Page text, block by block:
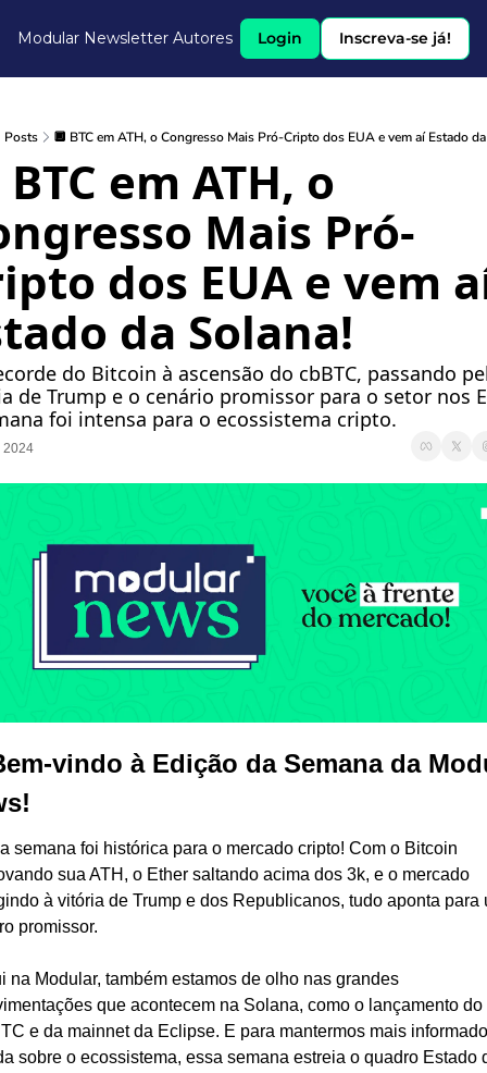
Modular Newsletter Autores Login Inscreva-se já!
Posts 🔲 BTC em ATH, o Congresso Mais Pró-Cripto dos EUA e vem aí Estado
em ATH, o
Mais Pró-
dos EUA e vem
da Solana!
do Bitcoin à ascensão do cbBTC, passando
de Trump e o cenário promissor para o setor nos
foi intensa para o ecossistema cripto.
2024
vindo à Edição da Semana da
semana foi histórica para o mercado cripto! Com o Bitcoin
sua ATH, o Ether saltando acima dos 3k, e o mercado
à vitória de Trump e dos Republicanos, tudo aponta para
promissor.
na Modular, também estamos de olho nas grandes
que acontecem na Solana, como o lançamento do
e da mainnet da Eclipse. E para mantermos mais
sobre o ecossistema, essa semana estreia o quadro Estado